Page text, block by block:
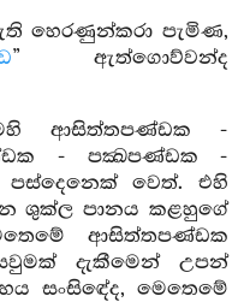
හෙරණුන්කරා පැමිණ,
” ඇත්ගොව්වන්ද
ආසිත්තපණ්ඩක -
- පක්‍ඛපණ්ඩක -
වෙත්. එහි
ශුක්ල පානය කළහුගේ
ආසිත්තපණ්ඩක
දැකීමෙන් උපන්
සංසිඳේද, මෙතෙමේ